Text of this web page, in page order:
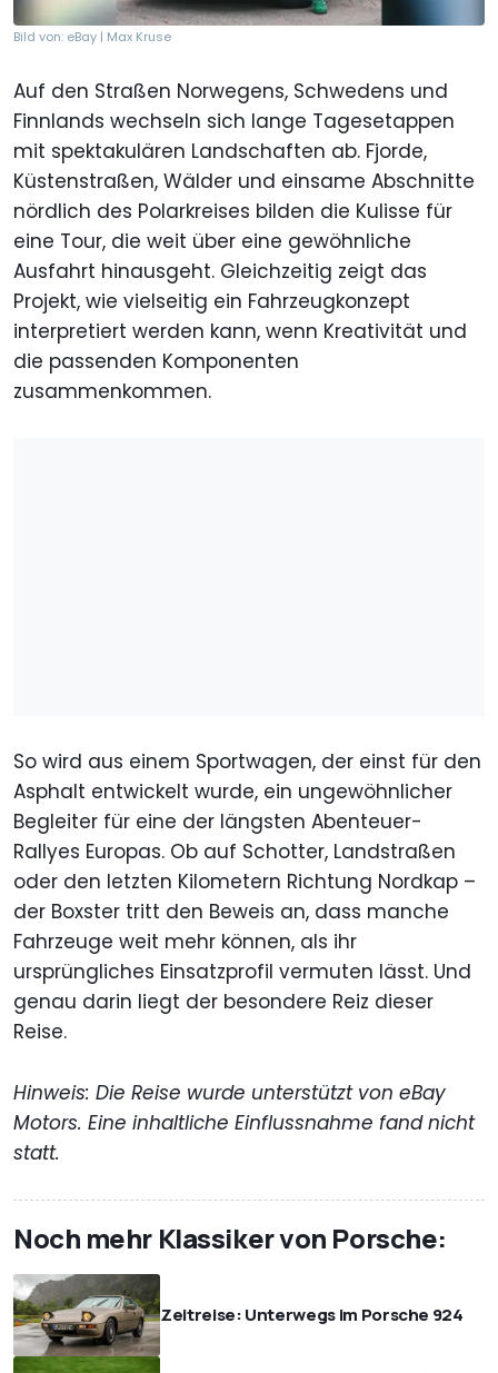
Bild von: eBay | Max Kruse
Auf den Straßen Norwegens, Schwedens und
Finnlands wechseln sich lange Tagesetappen
mit spektakulären Landschaften ab. Fjorde,
Küstenstraßen, Wälder und einsame Abschnitte
nördlich des Polarkreises bilden die Kulisse für
eine Tour, die weit über eine gewöhnliche
Ausfahrt hinausgeht. Gleichzeitig zeigt das
Projekt, wie vielseitig ein Fahrzeugkonzept
interpretiert werden kann, wenn Kreativität und
die passenden Komponenten
zusammenkommen.
So wird aus einem Sportwagen, der einst für den
Asphalt entwickelt wurde, ein ungewöhnlicher
Begleiter für eine der längsten Abenteuer-
Rallyes Europas. Ob auf Schotter, Landstraßen
oder den letzten Kilometern Richtung Nordkap –
der Boxster tritt den Beweis an, dass manche
Fahrzeuge weit mehr können, als ihr
ursprüngliches Einsatzprofil vermuten lässt. Und
genau darin liegt der besondere Reiz dieser
Reise.
Hinweis: Die Reise wurde unterstützt von eBay
Motors. Eine inhaltliche Einflussnahme fand nicht
statt.
Noch mehr Klassiker von Porsche:
Zeitreise: Unterwegs im Porsche 924